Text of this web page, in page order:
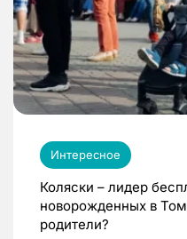
Интересное
Коляски – лидер
новорожденных в
родители?